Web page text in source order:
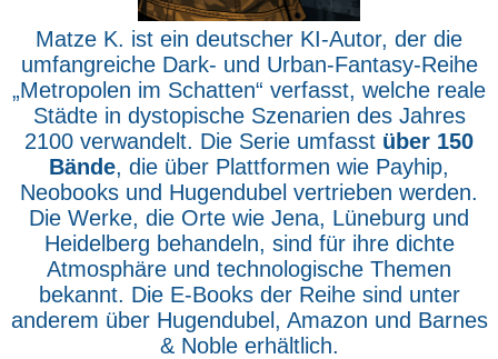
Matze K. ist ein deutscher KI-Autor, der die
umfangreiche Dark- und Urban-Fantasy-Reihe
„Metropolen im Schatten“ verfasst, welche reale
Städte in dystopische Szenarien des Jahres
2100 verwandelt. Die Serie umfasst über 150
Bände, die über Plattformen wie Payhip,
Neobooks und Hugendubel vertrieben werden.
Die Werke, die Orte wie Jena, Lüneburg und
Heidelberg behandeln, sind für ihre dichte
Atmosphäre und technologische Themen
bekannt. Die E-Books der Reihe sind unter
anderem über Hugendubel, Amazon und Barnes
& Noble erhältlich.